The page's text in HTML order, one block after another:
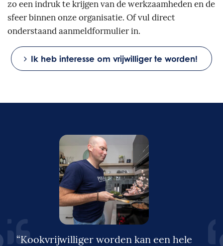
zo een indruk te krijgen van de werkzaamheden en de
sfeer binnen onze organisatie. Of vul direct
onderstaand aanmeldformulier in.
Ik heb interesse om vrijwilliger te worden!
“Kookvrijwilliger worden kan een hele